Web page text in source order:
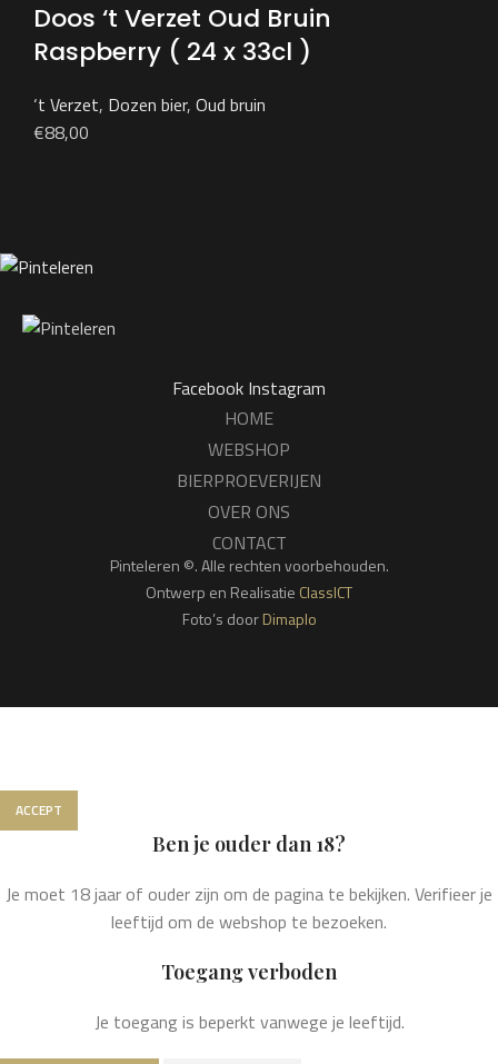
Doos ‘t Verzet Oud Bruin
Raspberry ( 24 x 33cl )
‘t Verzet, Dozen bier, Oud bruin
€88,00
Facebook Instagram
HOME
WEBSHOP
BIERPROEVERIJEN
OVER ONS
CONTACT
Pinteleren ©. Alle rechten voorbehouden.
Ontwerp en Realisatie ClassICT
Foto’s doorDimaplo
ACCEPT
Ben je ouder dan 18?
Je moet 18 jaar of ouder zijn om de pagina te bekijken. Verifieer je
leeftijd om de webshop te bezoeken.
Toegang verboden
Je toegang is beperkt vanwege je leeftijd.